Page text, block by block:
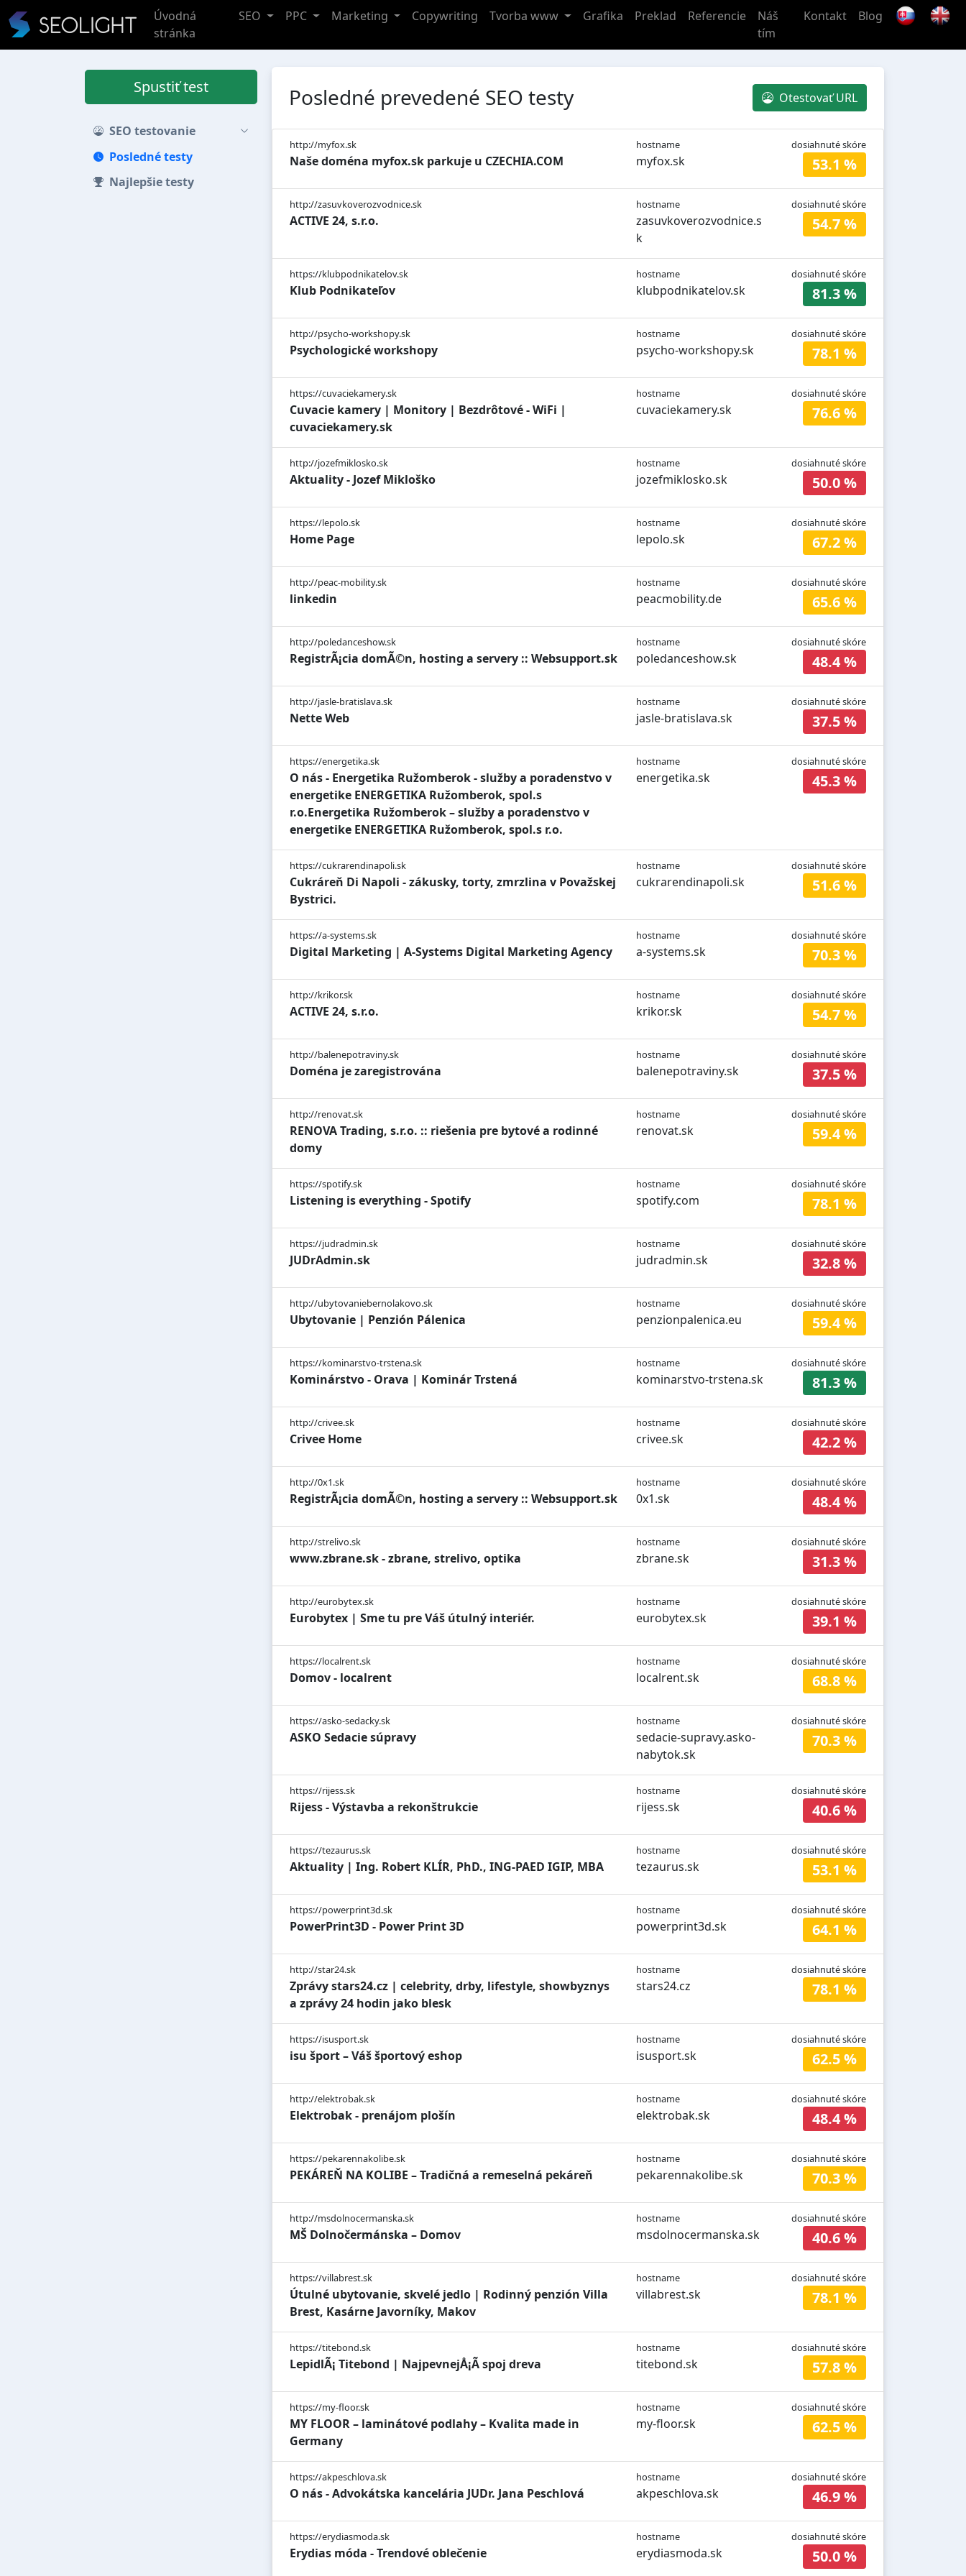
Úvodná
stránka
SEO PPC Marketing Copywriting Tvorba www Grafika Preklad Referencie
Náš
tím
Kontakt Blog
Spustiť test
SEO testovanie
Posledné testy
Najlepšie testy
Posledné prevedené SEO testy Otestovať URL
http://myfox.sk
Naše doména myfox.sk parkuje u CZECHIA.COM
hostname
myfox.sk
dosiahnuté skóre
53.1 %
http://zasuvkoverozvodnice.sk
ACTIVE 24, s.r.o.
hostname
zasuvkoverozvodnice.s
k
dosiahnuté skóre
54.7 %
https://klubpodnikatelov.sk
Klub Podnikateľov
hostname
klubpodnikatelov.sk
dosiahnuté skóre
81.3 %
http://psycho-workshopy.sk
Psychologické workshopy
hostname
psycho-workshopy.sk
dosiahnuté skóre
78.1 %
https://cuvaciekamery.sk
Cuvacie kamery | Monitory | Bezdrôtové - WiFi |
cuvaciekamery.sk
hostname
cuvaciekamery.sk
dosiahnuté skóre
76.6 %
http://jozefmiklosko.sk
Aktuality - Jozef Mikloško
hostname
jozefmiklosko.sk
dosiahnuté skóre
50.0 %
https://lepolo.sk
Home Page
hostname
lepolo.sk
dosiahnuté skóre
67.2 %
http://peac-mobility.sk
linkedin
hostname
peacmobility.de
dosiahnuté skóre
65.6 %
http://poledanceshow.sk
RegistrÃ¡cia domÃ©n, hosting a servery :: Websupport.sk
hostname
poledanceshow.sk
dosiahnuté skóre
48.4 %
http://jasle-bratislava.sk
Nette Web
hostname
jasle-bratislava.sk
dosiahnuté skóre
37.5 %
https://energetika.sk
O nás - Energetika Ružomberok - služby a poradenstvo v
energetike ENERGETIKA Ružomberok, spol.s
r.o.Energetika Ružomberok – služby a poradenstvo v
energetike ENERGETIKA Ružomberok, spol.s r.o.
hostname
energetika.sk
dosiahnuté skóre
45.3 %
https://cukrarendinapoli.sk
Cukráreň Di Napoli - zákusky, torty, zmrzlina v Považskej
Bystrici.
hostname
cukrarendinapoli.sk
dosiahnuté skóre
51.6 %
https://a-systems.sk
Digital Marketing | A-Systems Digital Marketing Agency
hostname
a-systems.sk
dosiahnuté skóre
70.3 %
http://krikor.sk
ACTIVE 24, s.r.o.
hostname
krikor.sk
dosiahnuté skóre
54.7 %
http://balenepotraviny.sk
Doména je zaregistrována
hostname
balenepotraviny.sk
dosiahnuté skóre
37.5 %
http://renovat.sk
RENOVA Trading, s.r.o. :: riešenia pre bytové a rodinné
domy
hostname
renovat.sk
dosiahnuté skóre
59.4 %
https://spotify.sk
Listening is everything - Spotify
hostname
spotify.com
dosiahnuté skóre
78.1 %
https://judradmin.sk
JUDrAdmin.sk
hostname
judradmin.sk
dosiahnuté skóre
32.8 %
http://ubytovaniebernolakovo.sk
Ubytovanie | Penzión Pálenica
hostname
penzionpalenica.eu
dosiahnuté skóre
59.4 %
https://kominarstvo-trstena.sk
Kominárstvo - Orava | Kominár Trstená
hostname
kominarstvo-trstena.sk
dosiahnuté skóre
81.3 %
http://crivee.sk
Crivee Home
hostname
crivee.sk
dosiahnuté skóre
42.2 %
http://0x1.sk
RegistrÃ¡cia domÃ©n, hosting a servery :: Websupport.sk
hostname
0x1.sk
dosiahnuté skóre
48.4 %
http://strelivo.sk
www.zbrane.sk - zbrane, strelivo, optika
hostname
zbrane.sk
dosiahnuté skóre
31.3 %
http://eurobytex.sk
Eurobytex | Sme tu pre Váš útulný interiér.
hostname
eurobytex.sk
dosiahnuté skóre
39.1 %
https://localrent.sk
Domov - localrent
hostname
localrent.sk
dosiahnuté skóre
68.8 %
https://asko-sedacky.sk
ASKO Sedacie súpravy
hostname
sedacie-supravy.asko-
nabytok.sk
dosiahnuté skóre
70.3 %
https://rijess.sk
Rijess - Výstavba a rekonštrukcie
hostname
rijess.sk
dosiahnuté skóre
40.6 %
https://tezaurus.sk
Aktuality | Ing. Robert KLÍR, PhD., ING-PAED IGIP, MBA
hostname
tezaurus.sk
dosiahnuté skóre
53.1 %
https://powerprint3d.sk
PowerPrint3D - Power Print 3D
hostname
powerprint3d.sk
dosiahnuté skóre
64.1 %
http://star24.sk
Zprávy stars24.cz | celebrity, drby, lifestyle, showbyznys
a zprávy 24 hodin jako blesk
hostname
stars24.cz
dosiahnuté skóre
78.1 %
https://isusport.sk
isu šport – Váš športový eshop
hostname
isusport.sk
dosiahnuté skóre
62.5 %
http://elektrobak.sk
Elektrobak - prenájom plošín
hostname
elektrobak.sk
dosiahnuté skóre
48.4 %
https://pekarennakolibe.sk
PEKÁREŇ NA KOLIBE – Tradičná a remeselná pekáreň
hostname
pekarennakolibe.sk
dosiahnuté skóre
70.3 %
http://msdolnocermanska.sk
MŠ Dolnočermánska – Domov
hostname
msdolnocermanska.sk
dosiahnuté skóre
40.6 %
https://villabrest.sk
Útulné ubytovanie, skvelé jedlo | Rodinný penzión Villa
Brest, Kasárne Javorníky, Makov
hostname
villabrest.sk
dosiahnuté skóre
78.1 %
https://titebond.sk
LepidlÃ¡ Titebond | NajpevnejÅ¡Ã­ spoj dreva
hostname
titebond.sk
dosiahnuté skóre
57.8 %
https://my-floor.sk
MY FLOOR – laminátové podlahy – Kvalita made in
Germany
hostname
my-floor.sk
dosiahnuté skóre
62.5 %
https://akpeschlova.sk
O nás - Advokátska kancelária JUDr. Jana Peschlová
hostname
akpeschlova.sk
dosiahnuté skóre
46.9 %
https://erydiasmoda.sk
Erydias móda - Trendové oblečenie
hostname
erydiasmoda.sk
dosiahnuté skóre
50.0 %